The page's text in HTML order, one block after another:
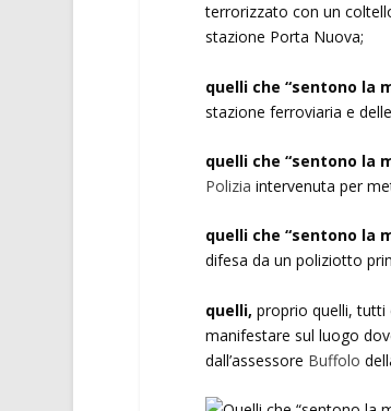
terrorizzato con un
stazione Porta Nuova;
quelli che “sentono la
stazione ferroviaria e
quelli che “sentono la
Polizia intervenuta per
quelli che “sentono la
difesa da un poliziotto
quelli, proprio quelli, tutti
manifestare sul luogo
dall’assessore Buffolo